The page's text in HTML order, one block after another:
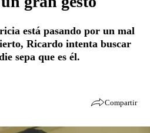
está pasando por un mal
Ricardo intenta buscar
sepa que es él.
Compartir